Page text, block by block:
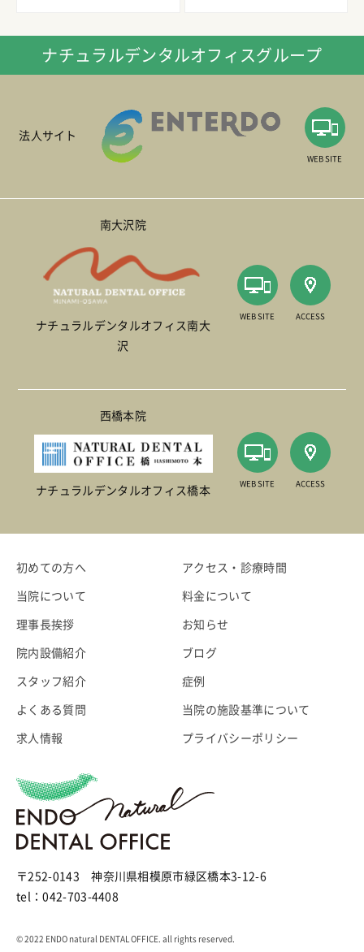
ナチュラルデンタルオフィスグループ
法人サイト
WEB SITE
南大沢院
ナチュラルデンタルオフィス南大
沢
WEB SITE ACCESS
西橋本院
ナチュラルデンタルオフィス橋本
WEB SITE ACCESS
初めての方へ
当院について
理事長挨拶
院内設備紹介
スタッフ紹介
よくある質問
求人情報
アクセス・診療時間
料金について
お知らせ
ブログ
症例
当院の施設基準について
プライバシーポリシー
〒252-0143 神奈川県相模原市緑区橋本3-12-6
tel：042-703-4408
© 2022 ENDO natural DENTAL OFFICE. all rights reserved.